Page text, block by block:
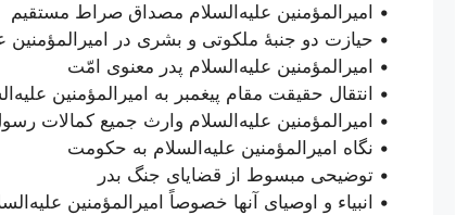
• امیرالمؤمنین علیه‌السلام مصداق صراط مستقیم
• حیازت دو جنبۀ ملکوتی و بشری در امیرالمؤمنین
• امیرالمؤمنین علیه‌السلام پدر معنوی امّت
• انتقال حقیقت مقام پیغمبر به امیرالمؤمنین
• امیرالمؤمنین علیه‌السلام وارث جمیع کمالات
• نگاه امیرالمؤمنین علیه‌السلام به حکومت
• توضیحی مبسوط از قضایای جنگ بدر
• انبیاء و اوصیای آنها خصوصاً امیرالمؤمنین